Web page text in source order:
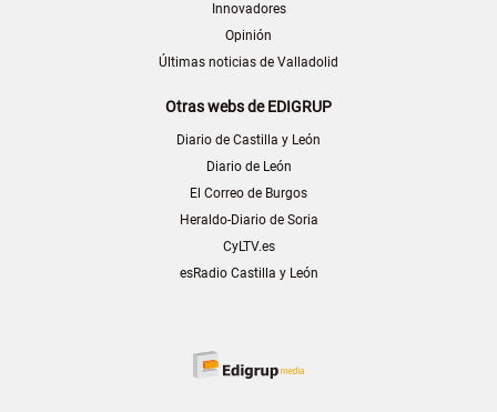
Innovadores
Opinión
Últimas noticias de Valladolid
Otras webs de EDIGRUP
Diario de Castilla y León
Diario de León
El Correo de Burgos
Heraldo-Diario de Soria
CyLTV.es
esRadio Castilla y León